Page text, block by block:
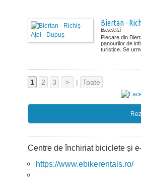
Biertan -
Bicicletă
Plecare din
panourilor de
turistice. Se
1 2 3 > | Toate
Centre de închiriat biciclete și
https://www.ebikerentals.ro/